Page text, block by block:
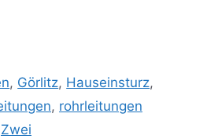
, Görlitz, Hauseinsturz,
, rohrleitungen
Zwei